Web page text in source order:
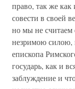
право, так же как
совести в своей
но мы не считаем
незримою силою,
епископа
государь, как и
заблуждение и